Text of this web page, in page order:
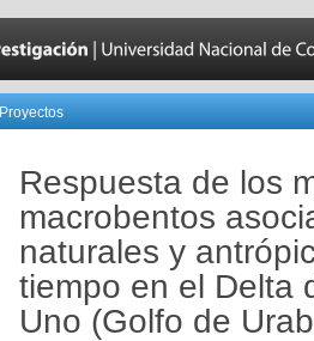
Proyectos
Respuesta de los
macrobentos
naturales y
tiempo en el Delta
Uno (Golfo de